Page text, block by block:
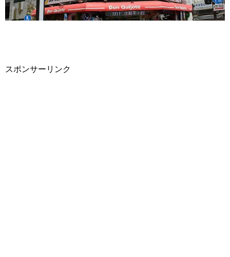
スポンサーリンク